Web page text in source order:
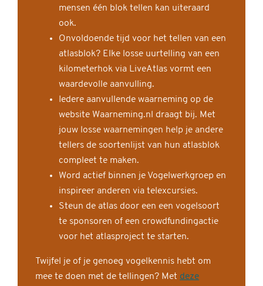
mensen één blok tellen kan uiteraard
ook.
Onvoldoende tijd voor het tellen van een
atlasblok? Elke losse uurtelling van een
kilometerhok via LiveAtlas vormt een
waardevolle aanvulling.
Iedere aanvullende waarneming op de
website Waarneming.nl draagt bij. Met
jouw losse waarnemingen help je andere
tellers de soortenlijst van hun atlasblok
compleet te maken.
Word actief binnen je Vogelwerkgroep en
inspireer anderen via telexcursies.
Steun de atlas door een een vogelsoort
te sponsoren of een crowdfundingactie
voor het atlasproject te starten.
Twijfel je of je genoeg vogelkennis hebt om
mee te doen met de tellingen? Met deze